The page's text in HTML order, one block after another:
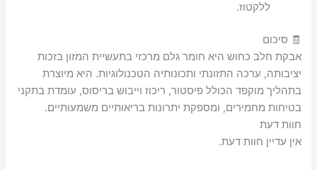
ללקטוז.
🧾 סיכום
אבקת חלב כחוש היא חומר גלם מרכזי בתעשיית המזון בזכות
יציבותה, ערכה התזונתי ותכונותיה הטכנולוגיות. היא מיוצרת
בתהליך מוקפד הכולל פיסטור, ריכוז וייבוש בריסוס, עומדת בתקני
בטיחות מחמירים, ומספקת יתרונות בריאותיים משמעותיים.
חוות דעת
אין עדיין חוות דעת.